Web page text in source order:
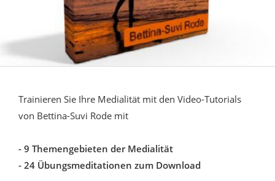
Trainieren Sie Ihre Medialität mit den Video-Tutorials
von Bettina-Suvi Rode mit
- 9 Themengebieten der Medialität
- 24 Übungsmeditationen zum Download